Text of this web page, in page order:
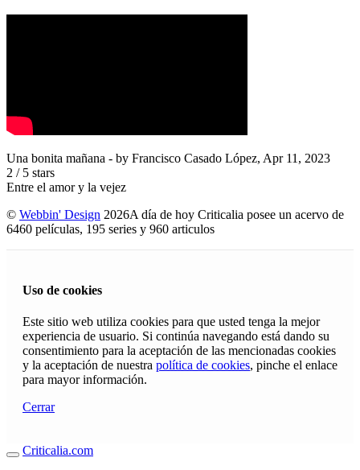
Una bonita mañana - by Francisco Casado López, Apr 11, 2023
2 / 5 stars
Entre el amor y la vejez
© Webbin' Design 2026A día de hoy Criticalia posee un acervo de
6460 películas, 195 series y 960 articulos
Uso de cookies
Este sitio web utiliza cookies para que usted tenga la mejor
experiencia de usuario. Si continúa navegando está dando su
consentimiento para la aceptación de las mencionadas cookies
y la aceptación de nuestra política de cookies, pinche el enlace
para mayor información.
Cerrar
Criticalia.com